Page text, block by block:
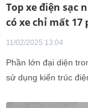
Top xe điện sạc
có xe chỉ mất 17
11/02/2025 13:04
Phần lớn đại diện
sử dụng kiến trúc